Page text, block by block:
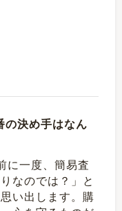
の決め手はなん
に一度、簡易査
なのでは？」と
い出します。購